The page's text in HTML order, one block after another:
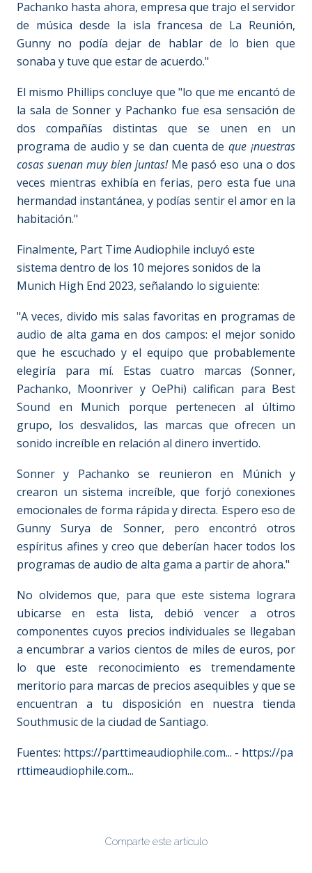
Pachanko hasta ahora, empresa que trajo el servidor
de música desde la isla francesa de La Reunión,
Gunny no podía dejar de hablar de lo bien que
sonaba y tuve que estar de acuerdo."
El mismo Phillips concluye que "lo que me encantó de
la sala de Sonner y Pachanko fue esa sensación de
dos compañías distintas que se unen en un
programa de audio y se dan cuenta deque ¡nuestras
cosas suenan muy bien juntas! Me pasó eso una o dos
veces mientras exhibía en ferias, pero esta fue una
hermandad instantánea, y podías sentir el amor en la
habitación."
Finalmente, Part Time Audiophile incluyó este
sistema dentro de los 10 mejores sonidos de la
Munich High End 2023, señalando lo siguiente:
"A veces, divido mis salas favoritas en programas de
audio de alta gama en dos campos: el mejor sonido
que he escuchado y el equipo que probablemente
elegiría para mí. Estas cuatro marcas (Sonner,
Pachanko, Moonriver y OePhi) califican para Best
Sound en Munich porque pertenecen al último
grupo, los desvalidos, las marcas que ofrecen un
sonido increíble en relación al dinero invertido.
Sonner y Pachanko se reunieron en Múnich y
crearon un sistema increíble, que forjó conexiones
emocionales de forma rápida y directa. Espero eso de
Gunny Surya de Sonner, pero encontró otros
espíritus afines y creo que deberían hacer todos los
programas de audio de alta gama a partir de ahora."
No olvidemos que, para que este sistema lograra
ubicarse en esta lista, debió vencer a otros
componentes cuyos precios individuales se llegaban
a encumbrar a varios cientos de miles de euros, por
lo que este reconocimiento es tremendamente
meritorio para marcas de precios asequibles y que se
encuentran a tu disposición en nuestra tienda
Southmusic de la ciudad de Santiago.
Fuentes: https://parttimeaudiophile.com... - https://pa
rttimeaudiophile.com...
Comparte este artículo